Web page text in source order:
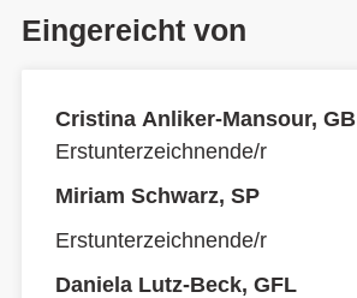
Eingereicht von
Cristina Anliker-Mansour, GB
Erstunterzeichnende/r
Miriam Schwarz, SP
Erstunterzeichnende/r
Daniela Lutz-Beck, GFL